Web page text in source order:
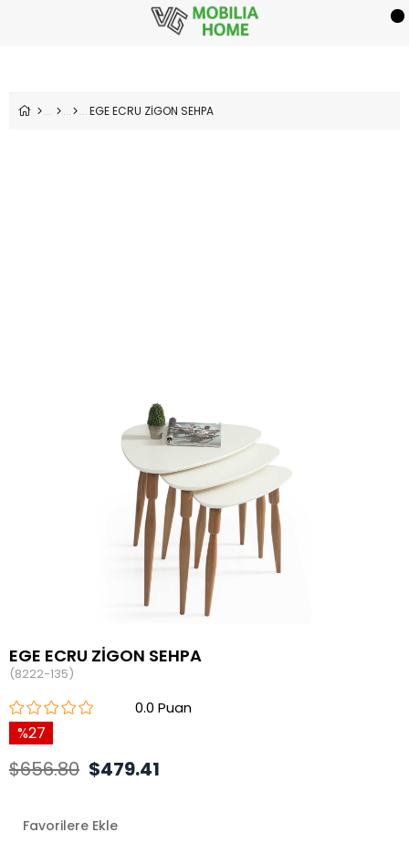
EGE ECRU ZİGON SEHPA
EGE ECRU ZİGON SEHPA
(8222-135)
0.0
27
$656.80 $479.41
Favorilere Ekle